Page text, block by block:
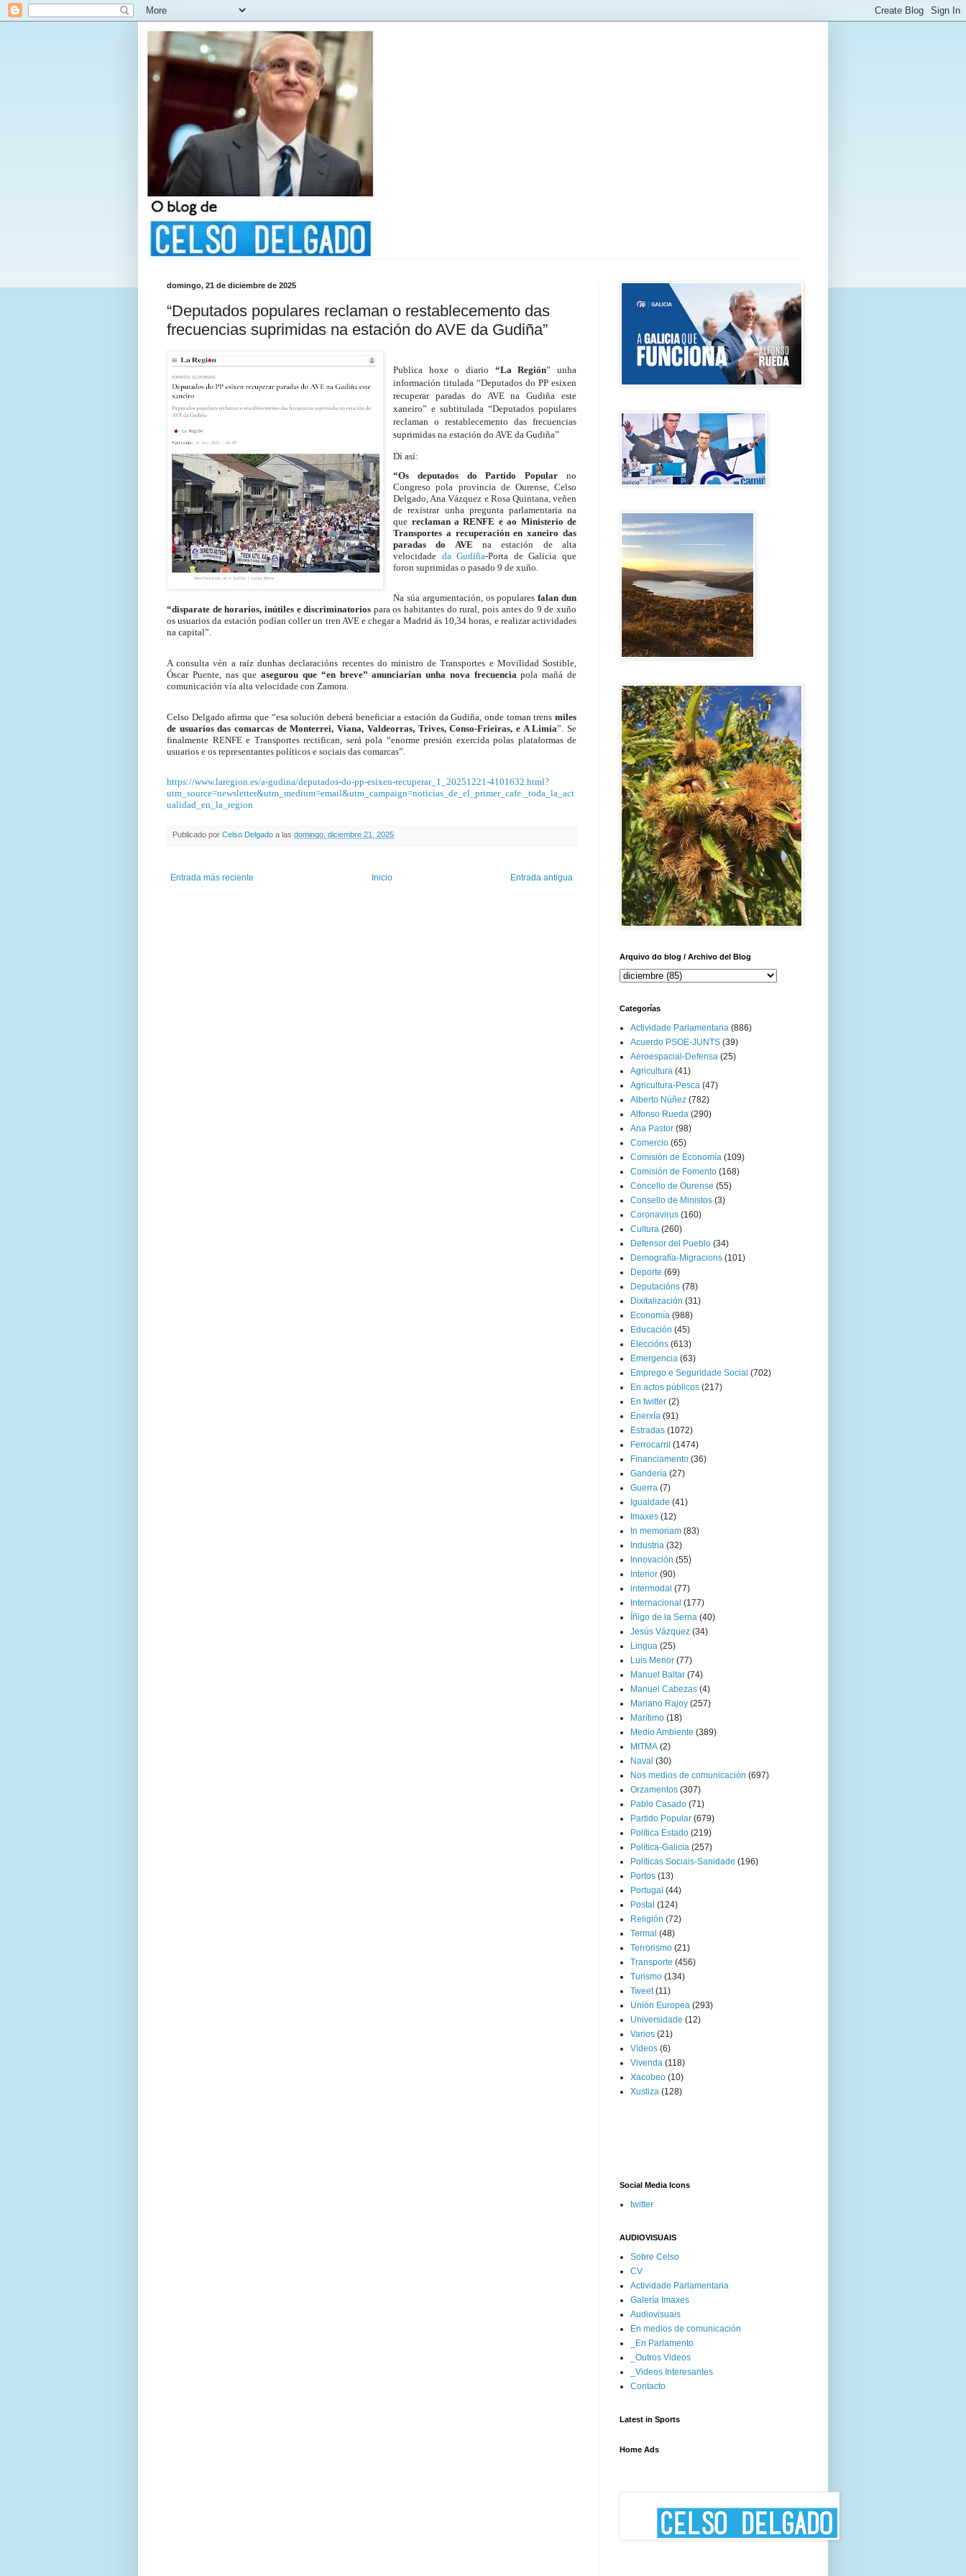
domingo, 21 de diciembre de 2025
“Deputados populares reclaman o restablecemento das
frecuencias suprimidas na estación do AVE da Gudiña”
Publica hoxe o diario “La Región” unha
información titulada “Deputados do PP esixen
recuperar paradas do AVE na Gudiña este
xaneiro” e subtitulada “Deputados populares
reclaman o restablecemento das frecuencias
suprimidas na estación do AVE da Gudiña”
Dí así:
“Os deputados do Partido Popular no
Congreso pola provincia de Ourense, Celso
Delgado, Ana Vázquez e Rosa Quintana, veñen
de rexistrar unha pregunta parlamentaria na
que reclaman a RENFE e ao Ministerio de
Transportes a recuperación en xaneiro das
paradas do AVE na estación de alta
velocidade da Gudiña-Porta de Galicia que
foron suprimidas o pasado 9 de xuño.
Na súa argumentación, os popularesfalan dun
“disparate de horarios, inútiles e discriminatorios para os habitantes do rural, pois antes do 9 de xuño
os usuarios da estación podían coller un tren AVE e chegar a Madrid ás 10,34 horas, e realizar actividades
na capital”.
A consulta vén a raíz dunhas declaracións recentes do ministro de Transportes e Movilidad Sostible,
Óscar Puente, nas queasegurou que “en breve” anunciarían unha nova frecuencia pola mañá de
comunicación vía alta velocidade con Zamora.
Celso Delgado afirma que “esa solución deberá beneficiar a estación da Gudiña, onde toman trens miles
de usuarios das comarcas de Monterrei, Viana, Valdeorras, Trives, Conso-Frieiras, e A Limia”. Se
finalmente RENFE e Transportes rectifican, será pola “enorme presión exercida polas plataformas de
usuarios e os representantes políticos e sociais das comarcas”.
https://www.laregion.es/a-gudina/deputados-do-pp-esixen-recuperar_1_20251221-4101632.html?
utm_source=newsletter&utm_medium=email&utm_campaign=noticias_de_el_primer_cafe._toda_la_act
ualidad_en_la_region
Publicado por Celso Delgado a las domingo, diciembre 21, 2025
Entrada más reciente Entrada antigua
Inicio
Arquivo do blog / Archivo del Blog
Categorías
Actividade Parlamentaria (886)
Acuerdo PSOE-JUNTS (39)
Aeroespacial-Defensa (25)
Agricultura (41)
Agricultura-Pesca (47)
Alberto Núñez (782)
Alfonso Rueda (290)
Ana Pastor (98)
Comercio (65)
Comisión de Economía (109)
Comisión de Fomento (168)
Concello de Ourense (55)
Consello de Ministos (3)
Coronavirus (160)
Cultura (260)
Defensor del Pueblo (34)
Demografía-Migracions (101)
Deporte (69)
Deputacións (78)
Dixitalización (31)
Economía (988)
Educación (45)
Eleccións (613)
Emergencia (63)
Emprego e Seguridade Social (702)
En actos públicos (217)
En twitter (2)
Enerxía (91)
Estradas (1072)
Ferrocarril (1474)
Financiamento (36)
Gandería (27)
Guerra (7)
Igualdade (41)
Imaxes (12)
In memoriam (83)
Industria (32)
Innovación (55)
Interior (90)
intermodal (77)
Internacional (177)
Íñigo de la Serna (40)
Jesús Vázquez (34)
Lingua (25)
Luis Menor (77)
Manuel Baltar (74)
Manuel Cabezas (4)
Mariano Rajoy (257)
Marítimo (18)
Medio Ambiente (389)
MITMA (2)
Naval (30)
Nos medios de comunicación (697)
Orzamentos (307)
Pablo Casado (71)
Partido Popular (679)
Política Estado (219)
Política-Galicia (257)
Políticas Sociais-Sanidade (196)
Portos (13)
Portugal (44)
Postal (124)
Religión (72)
Termal (48)
Terrorismo (21)
Transporte (456)
Turismo (134)
Tweet (11)
Unión Europea (293)
Universidade (12)
Varios (21)
Vídeos (6)
Vivenda (118)
Xacobeo (10)
Xustiza (128)
Social Media Icons
twitter
AUDIOVISUAIS
Sobre Celso
CV
Actividade Parlamentaria
Galería Imaxes
Audiovisuais
En medios de comunicación
_En Parlamento
_Outros Videos
_Videos Interesantes
Contacto
Latest in Sports
Home Ads